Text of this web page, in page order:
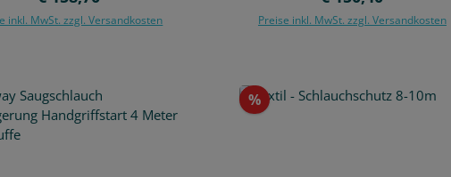
inkl. MwSt. zzgl. Versandkosten Preise inkl. MwSt. zzgl. Versandkosten
%Rabatt